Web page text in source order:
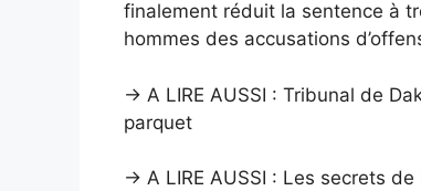
finalement réduit la sentence à
hommes des accusations
→ A LIRE AUSSI : Tribunal de
parquet
→ A LIRE AUSSI : Les secrets de